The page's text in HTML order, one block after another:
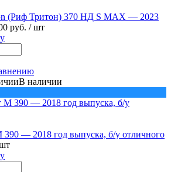
(Риф Тритон) 370 НД S MAX — 2023
руб. / шт
В наличии
— 2018 год выпуска, б/у отличного